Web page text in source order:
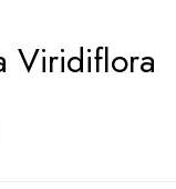
Viridiflora